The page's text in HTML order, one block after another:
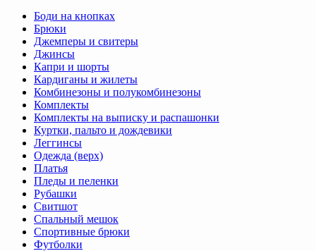
Боди на кнопках
Брюки
Джемперы и свитеры
Джинсы
Капри и шорты
Кардиганы и жилеты
Комбинезоны и полукомбинезоны
Комплекты
Комплекты на выписку и распашонки
Куртки, пальто и дождевики
Леггинсы
Одежда (верх)
Платья
Пледы и пеленки
Рубашки
Свитшот
Спальный мешок
Спортивные брюки
Футболки